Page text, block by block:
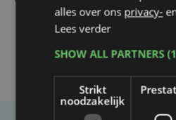
alles over ons privacy-
Lees verder
SHOW ALL PARTNERS
Strikt
noodzakelijk